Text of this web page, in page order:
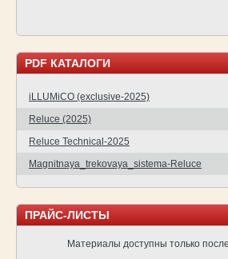
PDF КАТАЛОГИ
iLLUMiCO (exclusive-2025)
Reluce (2025)
Reluce Technical-2025
Magnitnaya_trekovaya_sistema-Reluce
ПРАЙС-ЛИСТЫ
Материалы доступны только